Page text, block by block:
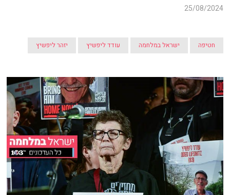
25/08/2024
חטיפה ישראל במלחמה עודד ליפשיץ יזהר ליפשיץ